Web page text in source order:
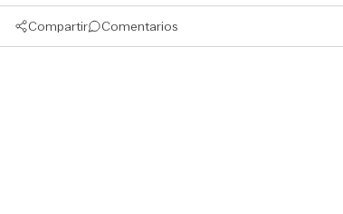
Compartir Comentarios